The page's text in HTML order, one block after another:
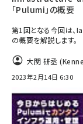
「Pulumi」の概要
第1回となる今回は
の概要を解説します。
大関 研丞
2023年2月14日 6:30